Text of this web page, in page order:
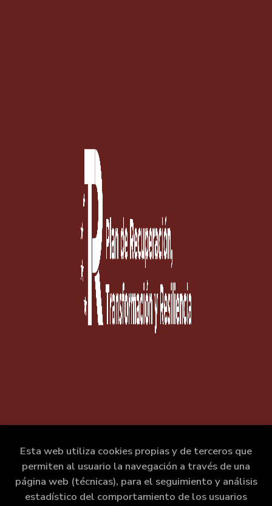
Esta web utiliza cookies propias y de terceros que
permiten al usuario la navegación a través de una
página web (técnicas), para el seguimiento y análisis
estadístico del comportamiento de los usuarios